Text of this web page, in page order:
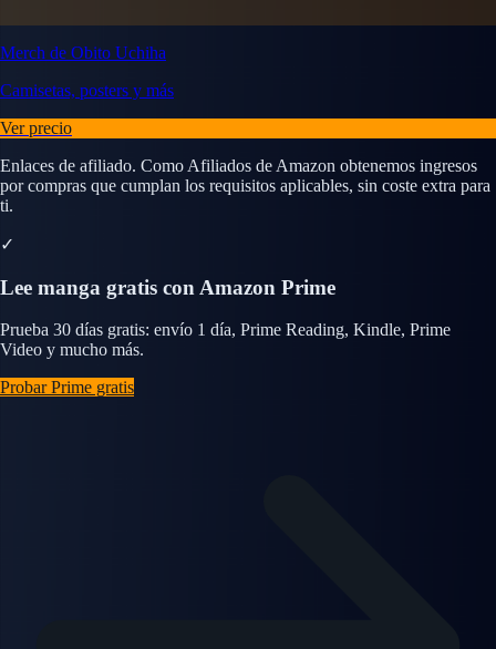
Merch de Obito Uchiha
Camisetas, posters y más
Ver precio
Enlaces de afiliado. Como Afiliados de Amazon obtenemos ingresos
por compras que cumplan los requisitos aplicables, sin coste extra para
ti.
✓
Lee manga gratis con Amazon Prime
Prueba 30 días gratis: envío 1 día, Prime Reading, Kindle, Prime
Video y mucho más.
Probar Prime gratis